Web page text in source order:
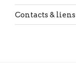
Contacts & liens